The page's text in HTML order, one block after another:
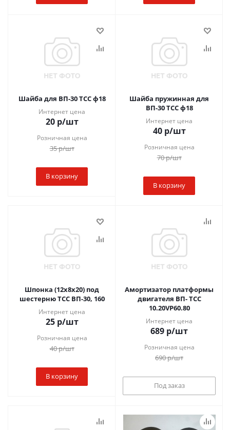
Шайба для ВП-30 ТСС ф18
Интернет цена
20р/шт
Розничная цена
35р/шт
В корзину
Шайба пружинная для
ВП-30 ТСС ф18
Интернет цена
40р/шт
Розничная цена
70р/шт
В корзину
Шпонка (12х8х20) под
шестерню ТСС ВП-30, 160
Интернет цена
25р/шт
Розничная цена
40р/шт
В корзину
Амортизатор платформы
двигателя ВП- ТСС
10.20VP60.80
Интернет цена
689 р/шт
Розничная цена
690р/шт
Под заказ